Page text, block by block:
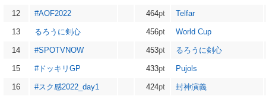
12 #AOF2022 464pt Telfar
13 るろうに剣心 456pt World Cup
14 #SPOTVNOW 453pt るろうに剣心
15 #ドッキリGP 433pt Pujols
16 #スク感2022_day1 424pt 封神演義